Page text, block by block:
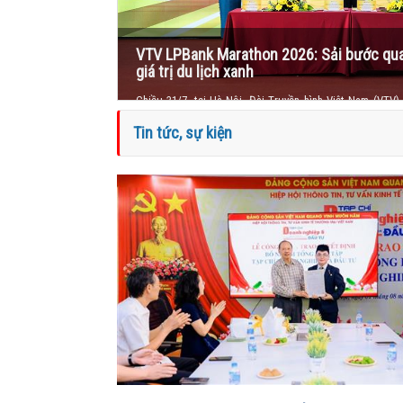
Bộ Tư lệnh Bộ đội Biên phòng triển khai
trọng tâm tháng 8/2026
Sáng 31/7, tại Hà Nội, Trung tướng Vũ Trung Kiên, Ủy
Đảng, Ủy viên Quân ủy Trung ương, Tư lệnh Bộ đội Biên
Bộ Tư lệnh Bộ đội Biên phòng tháng 7/2026, nhằm
8/2026.
Tin tức, sự kiện